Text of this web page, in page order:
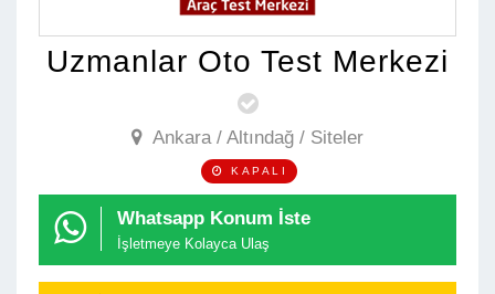
Uzmanlar Oto Test Merkezi
Ankara / Altındağ / Siteler
 KAPALI
 Whatsapp Konum İste
İşletmeye Kolayca Ulaş